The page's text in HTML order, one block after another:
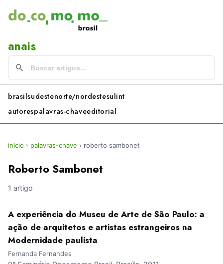
anais
brasilsudestenorte/nordestesulint
autorespalavras-chaveeditorial
início › palavras-chave › roberto sambonet
Roberto Sambonet
1 artigo
A experiência do Museu de Arte de São Paulo: a
ação de arquitetos e artistas estrangeiros na
Modernidade paulista
Fernanda Fernandes